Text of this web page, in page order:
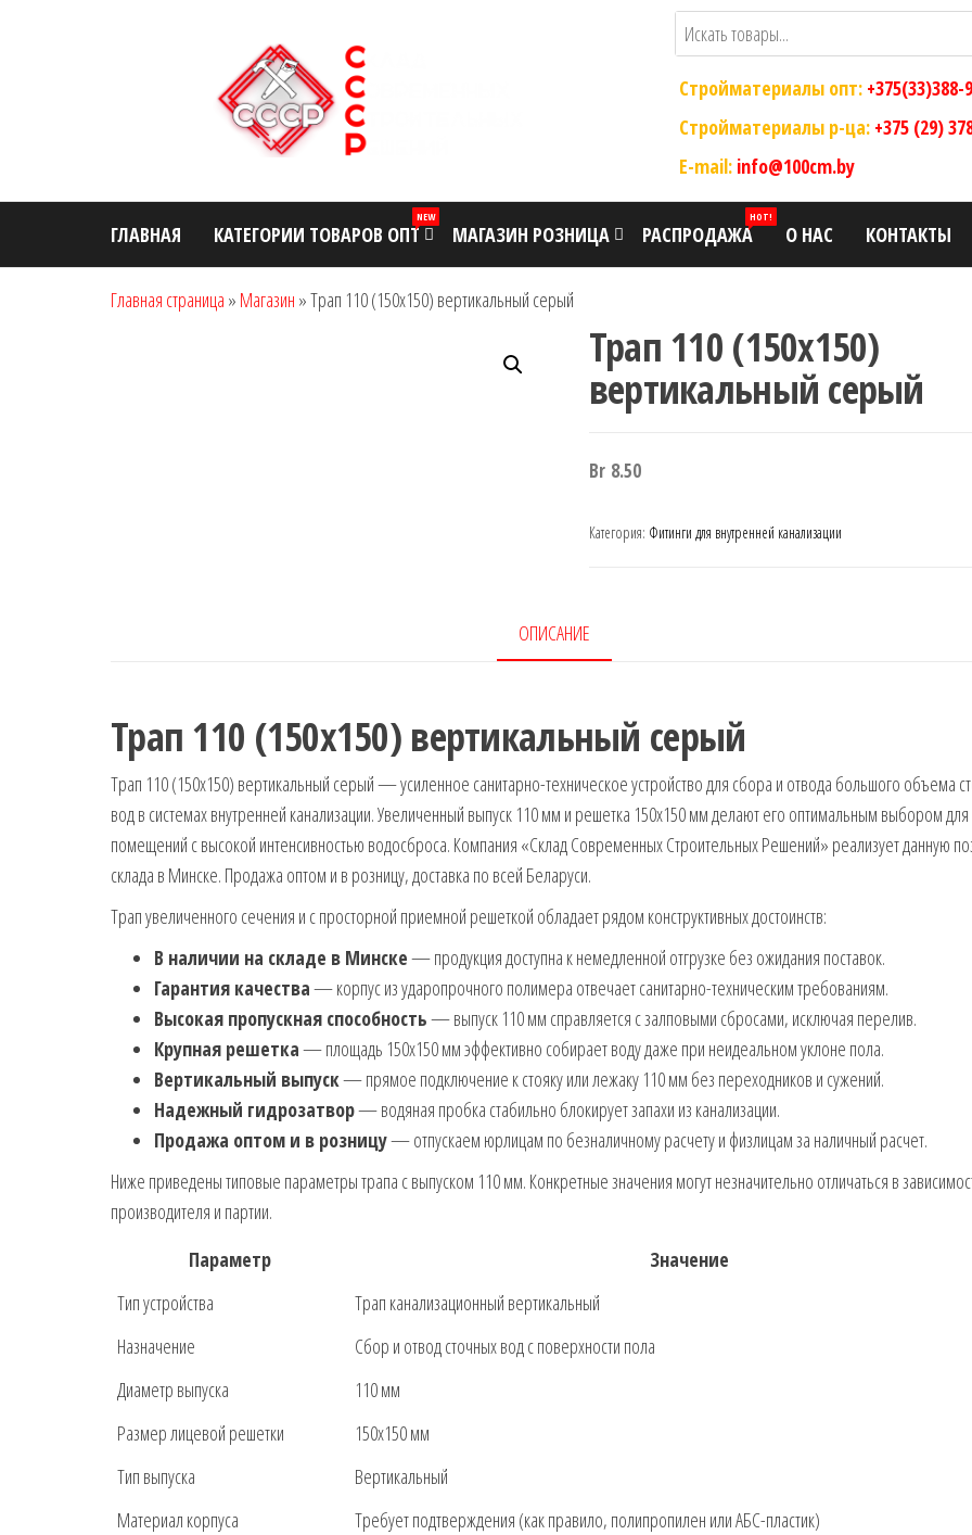
Современных
Строительных
Решений"
материалов
Стройматериалы опт: +375(33)388-
Стройматериалы р-ца: +375 (29)
E-mail: info@100cm.by
ГЛАВНАЯ КАТЕГОРИИ ТОВАРОВ ОПТ
NEW
МАГАЗИН РОЗНИЦА РАСПРОДАЖА
HOT!
О НАС КОНТАКТЫ
Главная страница » Магазин »Трап 110 (150х150) вертикальный серый
Трап 110 (150х150)
вертикальный серый
Br 8.50
Категория: Фитинги для внутренней канализации
ОПИСАНИЕ
Трап 110 (150х150) вертикальный серый
Трап 110 (150х150) вертикальный серый — усиленное санитарно-техническое устройство для сбора и отвода большого объема
вод в системах внутренней канализации. Увеличенный выпуск 110 мм и решетка 150х150 мм делают его оптимальным выбором для
помещений с высокой интенсивностью водосброса. Компания «Склад Современных Строительных Решений» реализует данную
склада в Минске. Продажа оптом и в розницу, доставка по всей Беларуси.
Трап увеличенного сечения и с просторной приемной решеткой обладает рядом конструктивных достоинств:
В наличии на складе в Минске— продукция доступна к немедленной отгрузке без ожидания поставок.
Гарантия качества— корпус из ударопрочного полимера отвечает санитарно-техническим требованиям.
Высокая пропускная способность— выпуск 110 мм справляется с залповыми сбросами, исключая перелив.
Крупная решетка— площадь 150х150 мм эффективно собирает воду даже при неидеальном уклоне пола.
Вертикальный выпуск— прямое подключение к стояку или лежаку 110 мм без переходников и сужений.
Надежный гидрозатвор— водяная пробка стабильно блокирует запахи из канализации.
Продажа оптом и в розницу— отпускаем юрлицам по безналичному расчету и физлицам за наличный расчет.
Ниже приведены типовые параметры трапа с выпуском 110 мм. Конкретные значения могут незначительно отличаться в
производителя и партии.
Параметр
Значение
Тип устройства
Трап канализационный вертикальный
Назначение
Сбор и отвод сточных вод с поверхности пола
Диаметр выпуска
110 мм
Размер лицевой решетки
150х150 мм
Тип выпуска
Вертикальный
Материал корпуса
Требует подтверждения (как правило, полипропилен или АБС-пластик)